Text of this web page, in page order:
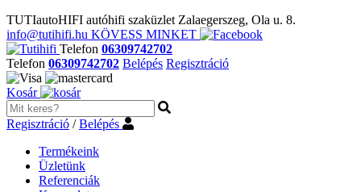
TUTIautoHIFI autóhifi szaküzlet Zalaegerszeg, Ola u. 8.
info@tutihifi.hu KÖVESS MINKET
Telefon 06309742702
Telefon 06309742702 Belépés Regisztráció
Kosár
Regisztráció /Belépés
Termékeink
Üzletünk
Referenciák